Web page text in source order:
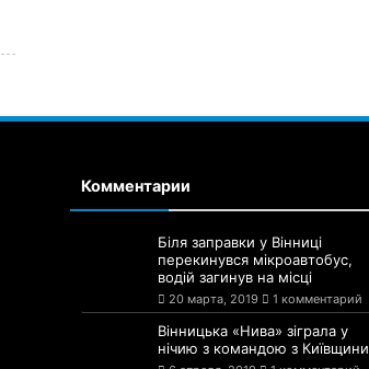
Комментарии
Біля заправки у Вінниці
перекинувся мікроавтобус,
водій загинув на місці
20 марта, 2019 1 комментарий
Вінницька «Нива» зіграла у
нічию з командою з Київщини